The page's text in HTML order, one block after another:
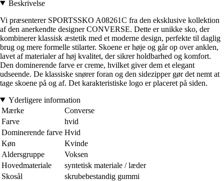
Beskrivelse
Vi præsenterer SPORTSSKO A08261C fra den eksklusive kollektion
af den anerkendte designer CONVERSE. Dette er unikke sko, der
kombinerer klassisk æstetik med et moderne design, perfekte til daglig
brug og mere formelle stilarter. Skoene er høje og går op over anklen,
lavet af materialer af høj kvalitet, der sikrer holdbarhed og komfort.
Den dominerende farve er creme, hvilket giver dem et elegant
udseende. De klassiske snører foran og den sidezipper gør det nemt at
tage skoene på og af. Det karakteristiske logo er placeret på siden.
Yderligere information
Mærke
Converse
Farve
hvid
Dominerende farve Hvid
Køn
Kvinde
Aldersgruppe
Voksen
Hovedmateriale
syntetisk materiale / læder
Skosål
skrubebestandig gummi